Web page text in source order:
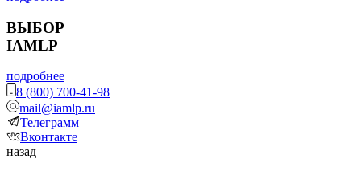
ВЫБОР
IAMLP
подробнее
8 (800) 700-41-98
mail@iamlp.ru
Телеграмм
Вконтакте
назад